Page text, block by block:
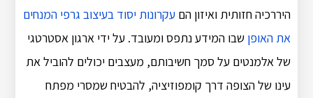
היררכיה חזותית ואיזון הם עקרונות יסוד בעיצוב גרפי המנחים
את האופן שבו המידע נתפס ומעובד. על ידי ארגון אסטרטגי
של אלמנטים על סמך חשיבותם, מעצבים יכולים להוביל את
עינו של הצופה דרך קומפוזיציה, להבטיח שמסרי מפתח